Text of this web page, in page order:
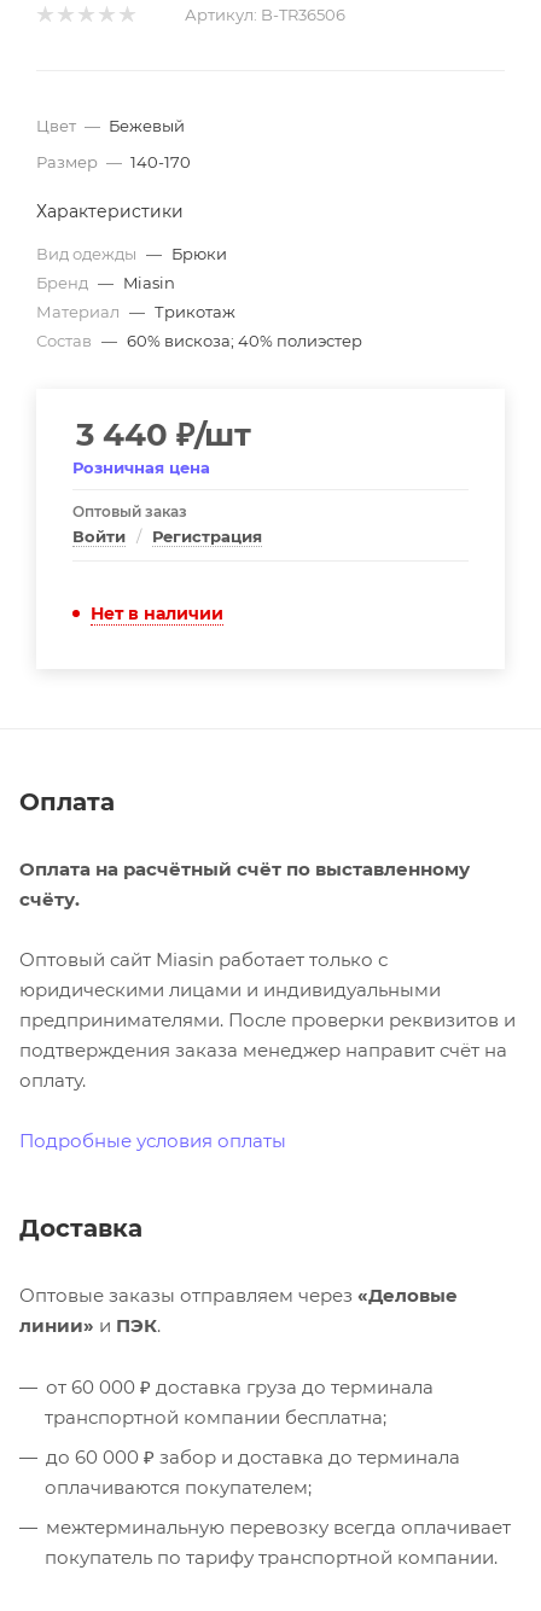
Артикул: B-TR36506
Цвет — Бежевый
Размер — 140-170
Характеристики
Вид одежды — Брюки
Бренд — Miasin
Материал — Трикотаж
Состав — 60% вискоза; 40% полиэстер
3 440 ₽/шт
Розничная цена
Оптовый заказ
Войти / Регистрация
Нет в наличии
Оплата
Оплата на расчётный счёт по выставленному
счёту.
Оптовый сайт Miasin работает только с
юридическими лицами и индивидуальными
предпринимателями. После проверки реквизитов и
подтверждения заказа менеджер направит счёт на
оплату.
Подробные условия оплаты
Доставка
Оптовые заказы отправляем через «Деловые
линии» и ПЭК.
от 60 000 ₽ доставка груза до терминала
транспортной компании бесплатна;
до 60 000 ₽ забор и доставка до терминала
оплачиваются покупателем;
межтерминальную перевозку всегда оплачивает
покупатель по тарифу транспортной компании.